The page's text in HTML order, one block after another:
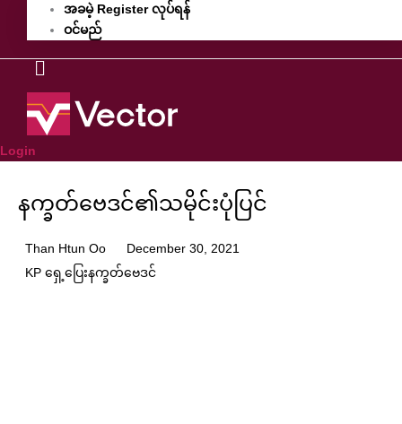
အခမဲ့ Register လုပ်ရန်
ဝင်မည်
Login
နက္ခတ်ဗေဒင်၏သမိုင်းပုံပြင်
Than Htun Oo
December 30, 2021
KP ရှေ့ပြေးနက္ခတ်ဗေဒင်